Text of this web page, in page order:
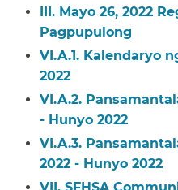
III. Mayo 26, 2022
Pagpupulong​​
VI.A.1. Kalendaryo
2022​​
VI.A.2.
- Hunyo 2022​​
VI.A.3.
2022 - Hunyo 2022​​
VII. SFHSA